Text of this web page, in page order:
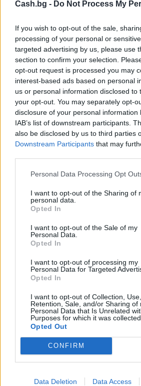
Cash.bg - Do Not Process My
If you wish to opt-out of the sale,
processing of your personal or
targeted advertising by us, please use
section to confirm your selection.
opt-out request is processed you may
interest-based ads based on personal
us or personal information disclosed to
your opt-out. You may separately opt-
disclosure of your personal information
IAB’s list of downstream participants.
also be disclosed by us to third parties
Downstream Participants that may
Personal Data Processing Opt
I want to opt-out of the Sharing of
personal data.
Opted In
I want to opt-out of the Sale of my
Personal Data.
Opted In
I want to opt-out of processing my
Personal Data for Targeted
Opted In
I want to opt-out of Collection, Use,
Retention, Sale, and/or Sharing of
Personal Data that Is Unrelated
Purposes for which it was collected.
Opted Out
CONFIRM
Data Deletion Data Access
Ню Йорк стана 14-ият
който е разрешена
06.08.2026 / 16:00
Спадането на Дунав
да възобнови работата
06.08.2026 / 15:30